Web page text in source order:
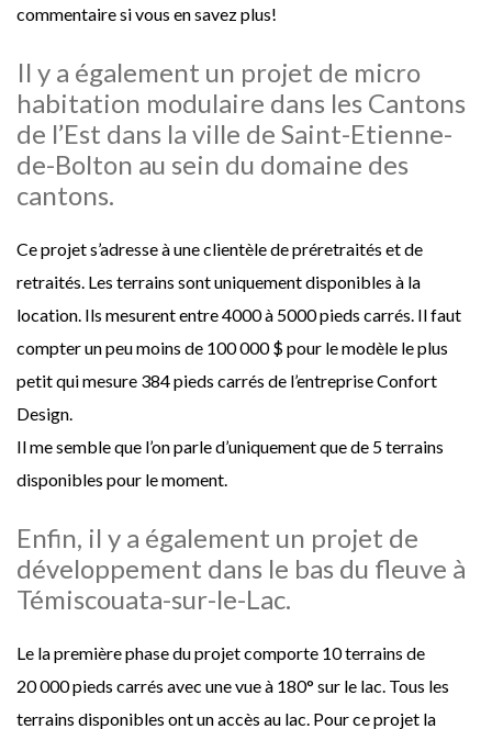
commentaire si vous en savez plus!
Il y a également un projet de micro
habitation modulaire dans les Cantons
de l’Est dans la ville de Saint-Etienne-
de-Bolton au sein du domaine des
cantons.
Ce projet s’adresse à une clientèle de préretraités et de
retraités. Les terrains sont uniquement disponibles à la
location. Ils mesurent entre 4000 à 5000 pieds carrés. Il faut
compter un peu moins de 100 000 $ pour le modèle le plus
petit qui mesure 384 pieds carrés de l’entreprise Confort
Design.
Il me semble que l’on parle d’uniquement que de 5 terrains
disponibles pour le moment.
Enfin, il y a également un projet de
développement dans le bas du fleuve à
Témiscouata-sur-le-Lac.
Le la première phase du projet comporte 10 terrains de
20 000 pieds carrés avec une vue à 180° sur le lac. Tous les
terrains disponibles ont un accès au lac. Pour ce projet la